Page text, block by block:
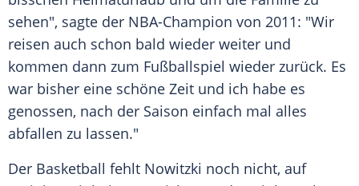
sehen", sagte der NBA-Champion von 2011: "Wir
reisen auch schon bald wieder weiter und
kommen dann zum Fußballspiel wieder zurück. Es
war bisher eine schöne Zeit und ich habe es
genossen, nach der Saison einfach mal alles
abfallen zu lassen."
Der Basketball fehlt Nowitzki noch nicht, auf